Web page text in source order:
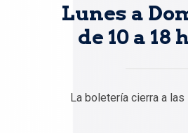
Lunes a
de 10 a 18
La boletería cierra a las